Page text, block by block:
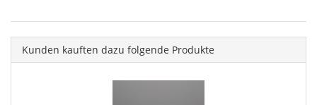
Kunden kauften dazu folgende Produkte